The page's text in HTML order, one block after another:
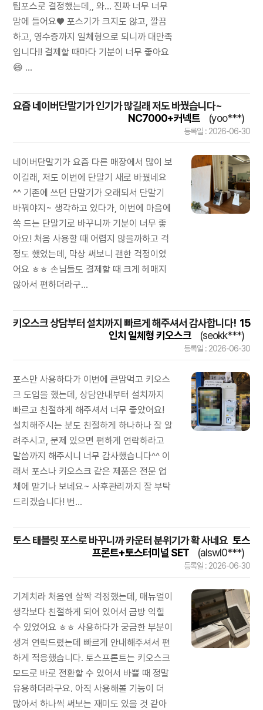
팁포스로 결정했는데,, 와... 진짜 너무 너무
맘에 들어요♥️ 포스기가 크지도 않고, 깔끔
하고, 영수증까지 일체형으로 되니까 대만족
입니다!! 결제할 때마다 기분이 너무 좋아요
😄 ...
요즘 네이버단말기가 인기가 많길래 저도 바꿨습니다~
NC7000+커넥트
(yoo***)
등록일 : 2026-06-30
네이버단말기가 요즘 다른 매장에서 많이 보
이길래, 저도 이번에 단말기 새로 바꿨네요
^^ 기존에 쓰던 단말기가 오래되서 단말기
바꿔야지~ 생각하고 있다가, 이번에 마음에
쏙 드는 단말기로 바꾸니까 기분이 너무 좋
아요! 처음 사용할 때 어렵지 않을까하고 걱
정도 했었는데, 막상 써보니 괜한 걱정이었
어요 ㅎㅎ 손님들도 결제할 때 크게 헤매지
않아서 편하더라구...
키오스크 상담부터 설치까지 빠르게 해주셔서 감사합니다! 15
인치 일체형 키오스크
(seokk***)
등록일 : 2026-06-30
포스만 사용하다가 이번에 큰맘먹고 키오스
크 도입을 했는데, 상담안내부터 설치까지
빠르고 친절하게 해주셔서 너무 좋았어요!
설치해주시는 분도 친절하게 하나하나 잘 알
려주시고, 문제 있으면 편하게 연락하라고
말씀까지 해주시니 너무 감사했습니다^^ 이
래서 포스나 키오스크 같은 제품은 전문 업
체에 맡기나 보네요~ 사후관리까지 잘 부탁
드리겠습니다! 번...
토스 태블릿 포스로 바꾸니까 카운터 분위기가 확 사네요 토스
프론트+토스터미널 SET
(alswl0***)
등록일 : 2026-06-30
기계치라 처음엔 살짝 걱정했는데, 매뉴얼이
생각보다 친절하게 되어 있어서 금방 익힐
수 있었어요 ㅎㅎ 사용하다가 궁금한 부분이
생겨 연락드렸는데 빠르게 안내해주셔서 편
하게 적응했습니다. 토스프론트는 키오스크
모드로 바로 전환할 수 있어서 바쁠 때 정말
유용하더라구요. 아직 사용해볼 기능이 더
많아서 하나씩 써보는 재미도 있을 것 같아